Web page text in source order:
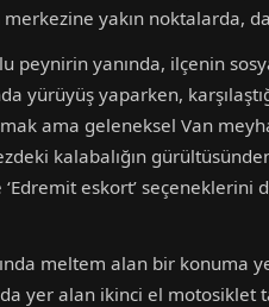
yakın noktalarda,
peynirin yanında, ilçenin
yürüyüş yaparken,
ama geleneksel Van
kalabalığın
eskort’
meltem alan bir
yer alan ikinci el motosiklet